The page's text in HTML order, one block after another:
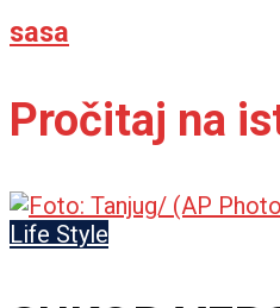
sasa
Pročitaj na
Life Style